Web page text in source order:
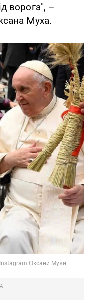
ворога", –
Муха.